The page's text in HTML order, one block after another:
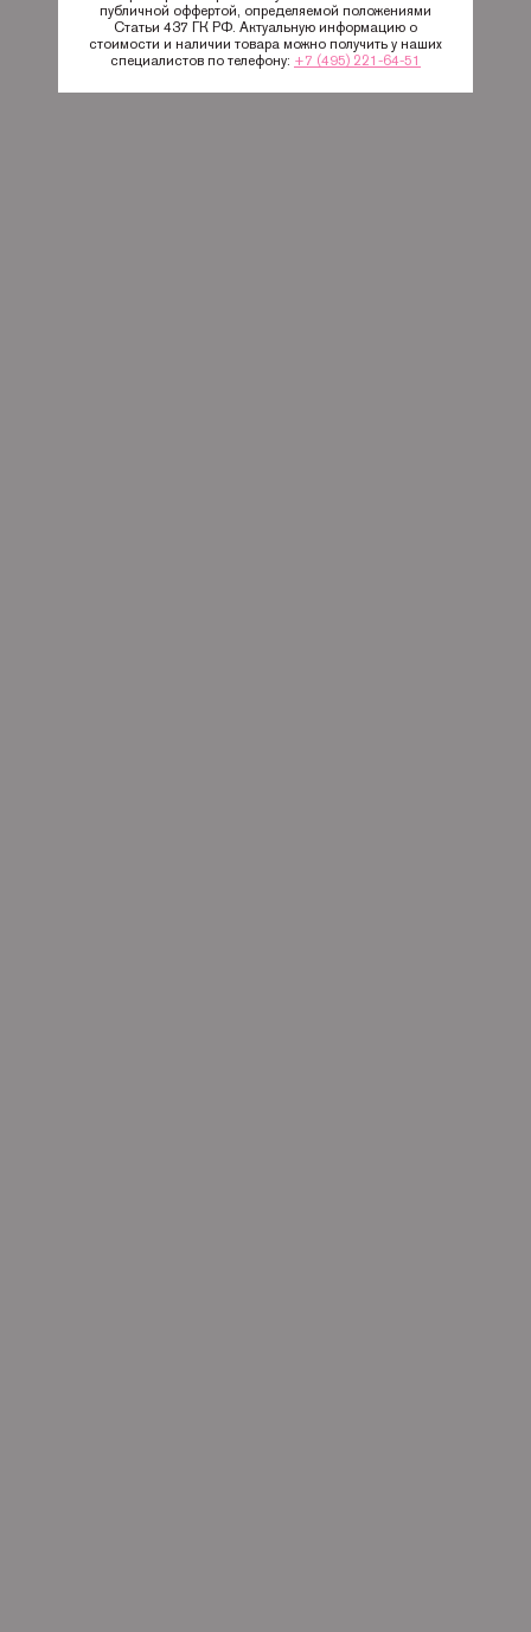
публичной оффертой, определяемой положениями
Статьи 437 ГК РФ. Актуальную информацию о
стоимости и наличии товара можно получить у наших
специалистов по телефону: +7 (495) 221-64-51